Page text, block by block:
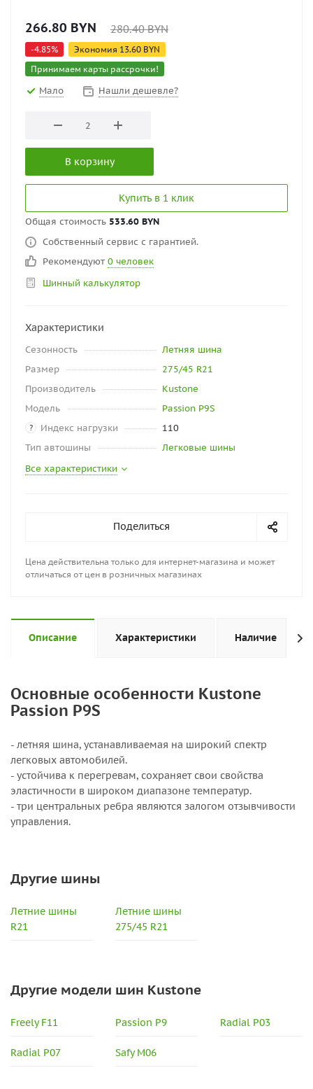
266.80 BYN 280.40BYN
-4.85% Экономия 13.60 BYN
Принимаем карты рассрочки!
Мало Нашли дешевле?
В корзину
Купить в 1 клик
Общая стоимость 533.60 BYN
Собственный сервис с гарантией.
Рекомендуют 0 человек
Шинный калькулятор
Характеристики
Сезонность
Летняя шина
Размер
275/45 R21
Производитель
Kustone
Модель
Passion P9S
? Индекс нагрузки
110
Тип автошины
Легковые шины
Все характеристики
Поделиться
Цена действительна только для интернет-магазина и может
отличаться от цен в розничных магазинах
Описание Характеристики Наличие
Основные особенности Kustone
Passion P9S
- летняя шина, устанавливаемая на широкий спектр
легковых автомобилей.
- устойчива к перегревам, сохраняет свои свойства
эластичности в широком диапазоне температур.
- три центральных ребра являются залогом отзывчивости
управления.
Другие шины
Летние шины
R21
Летние шины
275/45 R21
Другие модели шин Kustone
Freely F11 Passion P9 Radial P03
Radial P07 Safy M06